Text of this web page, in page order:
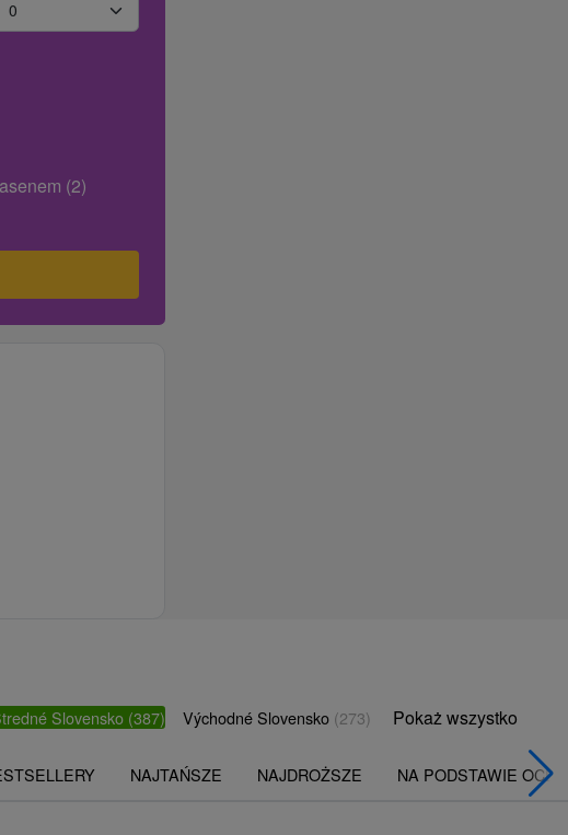
(2)
Slovensko (387) Východné Slovensko (273) Pokaż wszystko
NAJTAŃSZE NAJDROŻSZE NA PODSTAWIE OCENY